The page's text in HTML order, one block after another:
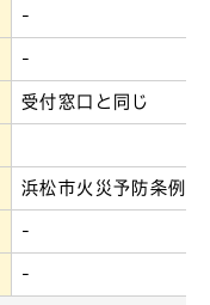
-
-
受付窓口と同じ
浜松市火災予防条例
-
-